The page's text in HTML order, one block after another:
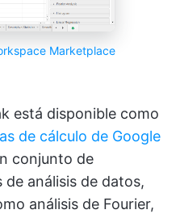
Marketplace
está disponible como
de cálculo de Google
conjunto de
análisis de datos,
análisis de Fourier,